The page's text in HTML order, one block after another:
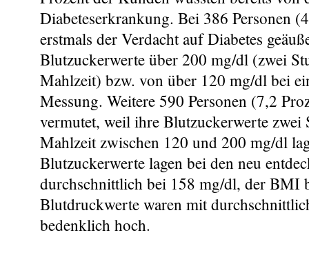
Diabeteserkrankung. Bei 386 Personen
erstmals der Verdacht auf Diabetes
Blutzuckerwerte über 200 mg/dl (zwei
Mahlzeit) bzw. von über 120 mg/dl bei
Messung. Weitere 590 Personen (7,2
vermutet, weil ihre Blutzuckerwerte zwei
Mahlzeit zwischen 120 und 200 mg/dl
Blutzuckerwerte lagen bei den neu
durchschnittlich bei 158 mg/dl, der BMI
Blutdruckwerte waren mit
bedenklich hoch.